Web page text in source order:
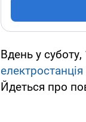
Вдень у
електростанція
Йдеться про